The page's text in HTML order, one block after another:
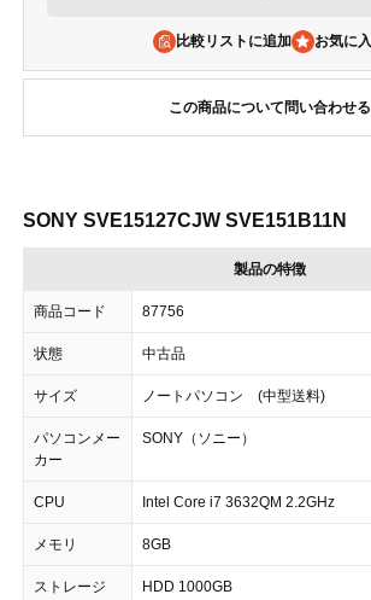
比較リストに追加
この商品について問い合わせる
SONY SVE15127CJW SVE151B11N
製品の特徴
商品コード 87756
状態 中古品
サイズ ノートパソコン (中型送料)
パソコンメー
カー
SONY（ソニー）
CPU Intel Core i7 3632QM 2.2GHz
メモリ 8GB
ストレージ HDD 1000GB